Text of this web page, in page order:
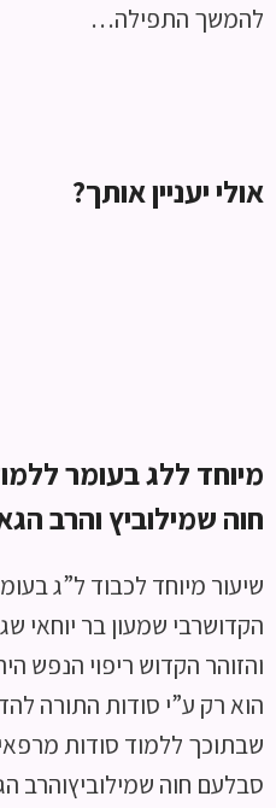
להמשך התפילה…
אולי יעניין אותך?
מיוחד ללג בעומר
חוה שמילוביץ והרב
שיעור מיוחד לכבוד ל”ג
הקדושרבי שמעון בר יוחאי
והזוהר הקדוש ריפוי הנפש
הוא רק ע”י סודות התורה
שבתוכך ללמוד סודות
סבלעם חוה שמילוביץוהרב